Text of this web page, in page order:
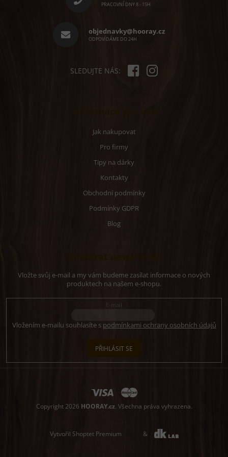
PRACOVNÍ DNY 8 - 15H
objednavky@hooray.cz
ODPOVÍDÁME DO 24H
SLEDUJTE NÁS:
Jak nakupovat
Pro firmy
Tipy na dárky
Kontakty
Obchodní podmínky
Podmínky GDPR
Blog
Vložte svůj e-mail a my vám budeme zasílat informace o nových
produktech na našem e-shopu.
E-mail
Vložením e-mailu souhlasíte s podmínkami ochrany osobních údajů
PŘIHLÁSIT SE
Vytvořil Shoptet Premium &
Copyright 2026 HOORAY.cz. Všechna práva vyhrazena.